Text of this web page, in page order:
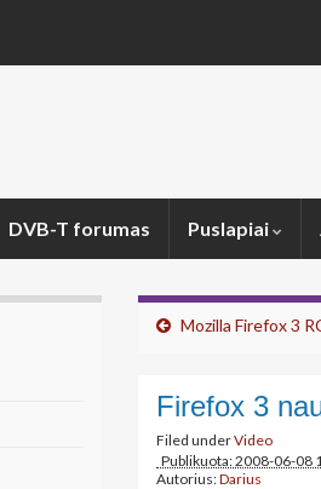
DVB-T forumas Puslapiai
Mozilla Firefox 3
Firefox 3
Filed underVideo
Publikuota: 2008-06-08
Autorius:Darius